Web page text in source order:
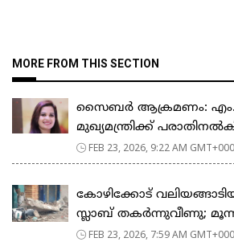
MORE FROM THIS SECTION
സൈബർ ആക്രമണം:
മുഖ്യമന്ത്രിക്ക്
FEB 23, 2026, 9:22 AM
കോഴിക്കോട്
സ്ലാബ് തകർന്നുവീണു;
FEB 23, 2026, 7:59 AM